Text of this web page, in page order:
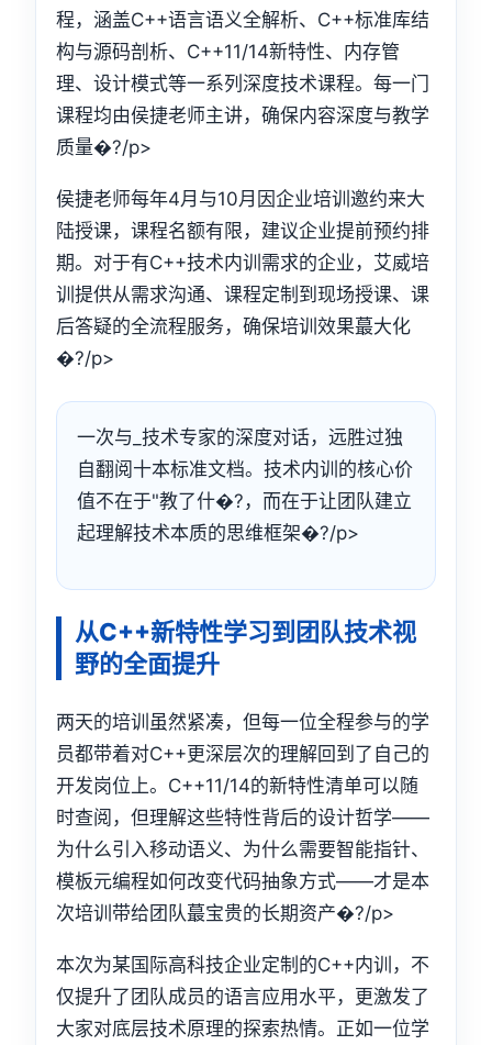
程，涵盖C++语言语义全解析、C++标准库结
构与源码剖析、C++11/14新特性、内存管
理、设计模式等一系列深度技术课程。每一门
课程均由侯捷老师主讲，确保内容深度与教学
质量�?/p>
侯捷老师每年4月与10月因企业培训邀约来大
陆授课，课程名额有限，建议企业提前预约排
期。对于有C++技术内训需求的企业，艾威培
训提供从需求沟通、课程定制到现场授课、课
后答疑的全流程服务，确保培训效果蕞大化
�?/p>
一次与_技术专家的深度对话，远胜过独
自翻阅十本标准文档。技术内训的核心价
值不在于"教了什�?，而在于让团队建立
起理解技术本质的思维框架�?/p>
从C++新特性学习到团队技术视
野的全面提升
两天的培训虽然紧凑，但每一位全程参与的学
员都带着对C++更深层次的理解回到了自己的
开发岗位上。C++11/14的新特性清单可以随
时查阅，但理解这些特性背后的设计哲学——
为什么引入移动语义、为什么需要智能指针、
模板元编程如何改变代码抽象方式——才是本
次培训带给团队蕞宝贵的长期资产�?/p>
本次为某国际高科技企业定制的C++内训，不
仅提升了团队成员的语言应用水平，更激发了
大家对底层技术原理的探索热情。正如一位学